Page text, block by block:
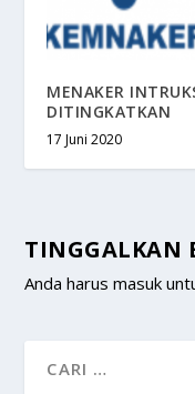
MENAKER
DITINGKATKAN
17 Juni 2020
TINGGALKAN
Anda harusmasuk